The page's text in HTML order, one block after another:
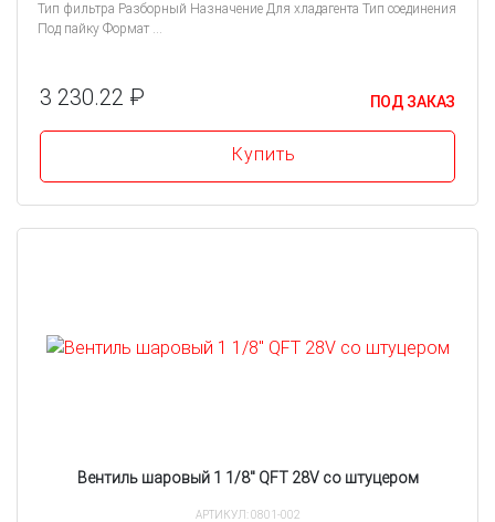
Тип фильтра Разборный Назначение Для хладагента Тип соединения
Под пайку Формат ...
3 230.22 ₽ ПОД ЗАКАЗ
Купить
Вентиль шаровый 1 1/8" QFT 28V со штуцером
АРТИКУЛ: 0801-002